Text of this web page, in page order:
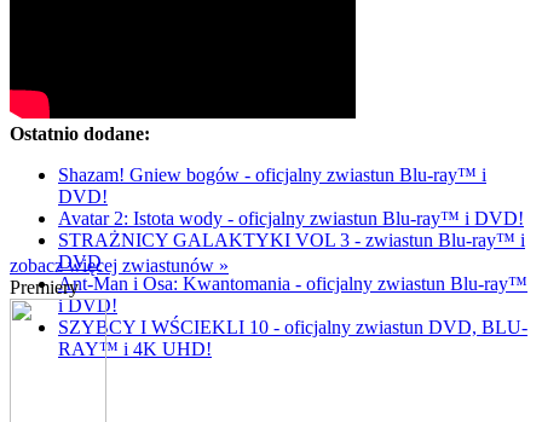
Ostatnio dodane:
Shazam! Gniew bogów - oficjalny zwiastun Blu-ray™ i
DVD!
Avatar 2: Istota wody - oficjalny zwiastun Blu-ray™ i DVD!
STRAŻNICY GALAKTYKI VOL 3 - zwiastun Blu-ray™ i
DVD
Ant-Man i Osa: Kwantomania - oficjalny zwiastun Blu-ray™
i DVD!
SZYBCY I WŚCIEKLI 10 - oficjalny zwiastun DVD, BLU-
RAY™ i 4K UHD!
zobacz więcej zwiastunów »
Premiery